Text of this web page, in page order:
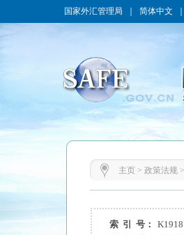
国家外汇管理局 简体中文
主页> 政策法规>
索 引 号：